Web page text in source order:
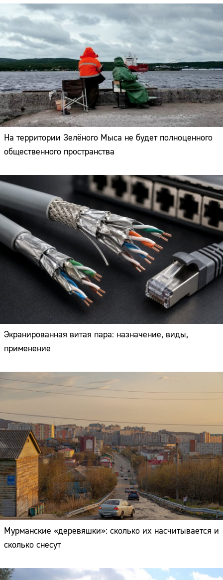
На территории Зелёного Мыса не будет полноценного
общественного пространства
Экранированная витая пара: назначение, виды,
применение
Мурманские «деревяшки»: сколько их насчитывается и
сколько снесут